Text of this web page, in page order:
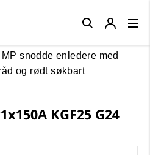
snodde enledere med
og rødt søkbart
KGF25 G24
Close